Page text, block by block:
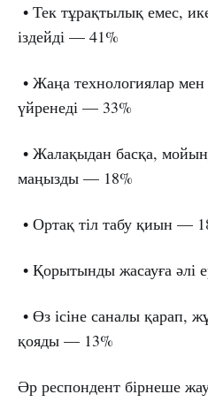
• Тек тұрақтылық емес,
іздейді — 41%
• Жаңа технологиялар
үйренеді — 33%
• Жалақыдан басқа,
маңызды — 18%
• Ортақ тіл табу қиын —
• Қорытынды жасауға әлі
• Өз ісіне саналы қарап,
қояды — 13%
Әр респондент бірнеше